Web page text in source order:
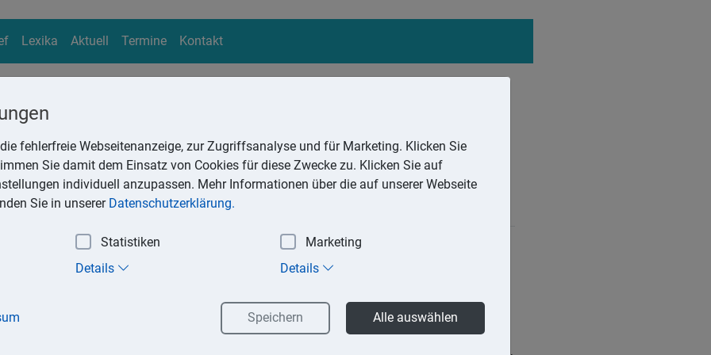
Lexika Aktuell Termine Kontakt
Suchen
Betriebsausgaben
Einkommensteuergesetzes dürfen folgende Betriebsausgaben den Gewinn nicht mindern
gemacht werden:
an Personen, die nicht Arbeitnehmer des Steuerpflichtigen sind. Dies gilt nicht, wenn
fehlerfreie Webseitenanzeige, zur Zugriffsanalyse und für Marketing. Klicken Sie
Sie damit dem Einsatz von Cookies für diese Zwecke zu. Klicken Sie auf
individuell anzupassen. Mehr Informationen über die auf unserer Webseite
Sie in unserer Datenschutzerklärung.
Statistiken
Marketing
Details Details
Speichern Alle auswählen